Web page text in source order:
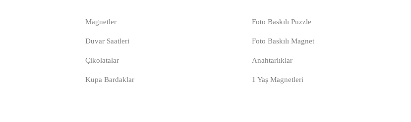
Magnetler
Duvar Saatleri
Çikolatalar
Kupa Bardaklar
Foto Baskılı Puzzle
Foto Baskılı Magnet
Anahtarlıklar
1 Yaş Magnetleri